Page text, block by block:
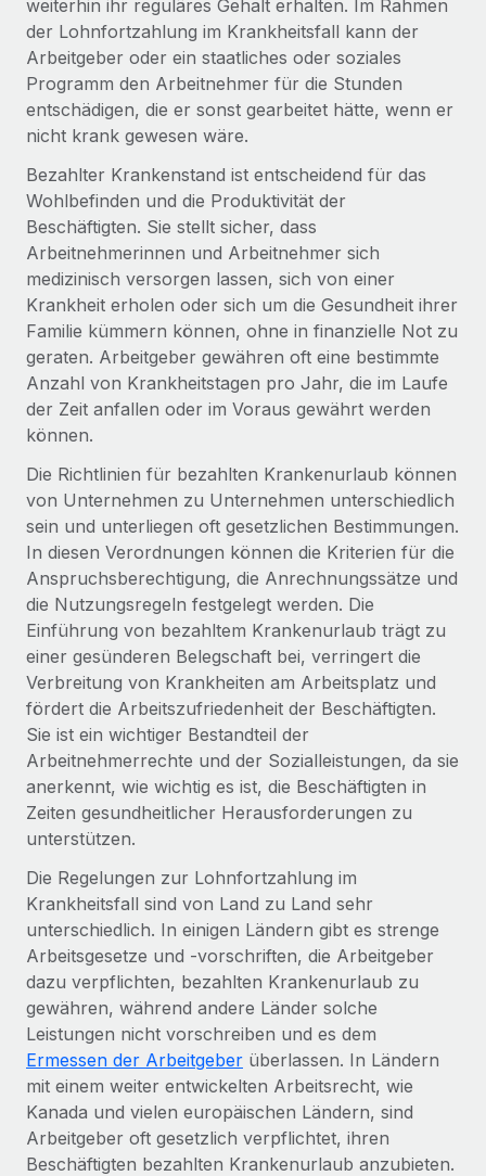
Globales Onboarding und Verwalten von
Freelancer:innen
PEO
Auslagern von komplexen HR-Aufgaben
INFRASTRUKTUR
Remote Embedded
Nahtlose Integration der HR in bestehende Abläufe
Plattform
Integrierte HR-Kernfunktionen für dein Team
Verknüpfen Neu
Verknüpfung beliebiger KI-Tools mit Remote über unser
MCP
Prozessoptimierung mit unverzichtbaren Business-
Tools
DIENSTLEISTUNGEN
Frag unsere Expert:innen
Hilfe von Expert:innen für globale HR & Compliance
Background-Checks
Einfacheres Bewerber:innen-Screening
Compliance Watchtower
Lückenlose Compliance
Geräteverwaltung
Geräten
Gründung von Niederlassungen
Schnelle, rechtssichere Gründung von
Niederlassungen
Mobilität und Relocation
Mühelose Relocation von Mitarbeiter:innen
Benefits
Mühelose Verwaltung von Benefits
WACHSTUMSPHASE
Startups
Agile HR- und Payroll-Lösungen für wachsende
Unternehmen
Mittelstand
Maßgeschneiderte HR-Lösungen, um Teams zu
vergrößern
Enterprise
Globale HR für Konzerne und Großunternehmen
PARTNER WERDEN
Strategische Technologiepartner
Plattform
Partner werden
Entdecke die Möglichkeiten einer Partnerschaft
Remote Build Demnächst verfügbar
Beratung zu Integrationen und KI-Automatisierung
FALLSTUDIEN
So hat der KI-Vorreiter Weaviate sein Team mit
Remote um 120 % vergrößert
Weaviate auf einen Blick Weaviate entwickelt KI-basierte
Open-Source-Infrastrukturen. Das...
Strategische Partnerschaft zwischen
Reverse Tech und Remote für Contractor
Management und Payroll
Reverse Tech auf einen Blick Das Gesundheits- und
Wellness-Startup Reverse Tech hat das globale...
Mehr erfahren
Gesamtbeschäftigungskosten
Honorarzahlungen berechnen
Informationen zu möglichen Währungen und
Abwicklungsfristen für globale Freelancer:innen
LERNEN MIT REMOTE
Forschung und Leitfäden
Fallstudien
HR-Glossar
Checklisten und Vorlagen
Bibliothek für Stellenbeschreibungen
Events
Newsroom
Informationen zu Gehältern und Qualifikationen
Insights Center
Hol dir Unterstützung
Alle Ressourcen anzeigen
BLOG
Globale Payroll
Contractor Management
Steuern
Den Blog erkunden
BLOG
Neues zu Remote-Produkten: Integration mit
Gusto und Zero und Contractor Management
Plus
Nederlands
Français
Deutsch
Español
Italiano
Português (Portugal)
日本語
한국어
Anmelden
weiterhin ihr reguläres Gehalt erhalten. Im Rahmen
der Lohnfortzahlung im Krankheitsfall kann der
Arbeitgeber oder ein staatliches oder soziales
Programm den Arbeitnehmer für die Stunden
entschädigen, die er sonst gearbeitet hätte, wenn er
nicht krank gewesen wäre.
Bezahlter Krankenstand ist entscheidend für das
Wohlbefinden und die Produktivität der
Beschäftigten. Sie stellt sicher, dass
Arbeitnehmerinnen und Arbeitnehmer sich
medizinisch versorgen lassen, sich von einer
Krankheit erholen oder sich um die Gesundheit ihrer
Familie kümmern können, ohne in finanzielle Not zu
geraten. Arbeitgeber gewähren oft eine bestimmte
Anzahl von Krankheitstagen pro Jahr, die im Laufe
der Zeit anfallen oder im Voraus gewährt werden
können.
Die Richtlinien für bezahlten Krankenurlaub können
von Unternehmen zu Unternehmen unterschiedlich
sein und unterliegen oft gesetzlichen Bestimmungen.
In diesen Verordnungen können die Kriterien für die
Anspruchsberechtigung, die Anrechnungssätze und
die Nutzungsregeln festgelegt werden. Die
Einführung von bezahltem Krankenurlaub trägt zu
einer gesünderen Belegschaft bei, verringert die
Verbreitung von Krankheiten am Arbeitsplatz und
fördert die Arbeitszufriedenheit der Beschäftigten.
Sie ist ein wichtiger Bestandteil der
Arbeitnehmerrechte und der Sozialleistungen, da sie
anerkennt, wie wichtig es ist, die Beschäftigten in
Zeiten gesundheitlicher Herausforderungen zu
unterstützen.
Die Regelungen zur Lohnfortzahlung im
Krankheitsfall sind von Land zu Land sehr
unterschiedlich. In einigen Ländern gibt es strenge
Arbeitsgesetze und -vorschriften, die Arbeitgeber
dazu verpflichten, bezahlten Krankenurlaub zu
gewähren, während andere Länder solche
Leistungen nicht vorschreiben und es dem
Ermessen der Arbeitgeber überlassen. In Ländern
mit einem weiter entwickelten Arbeitsrecht, wie
Kanada und vielen europäischen Ländern, sind
Arbeitgeber oft gesetzlich verpflichtet, ihren
Beschäftigten bezahlten Krankenurlaub anzubieten.